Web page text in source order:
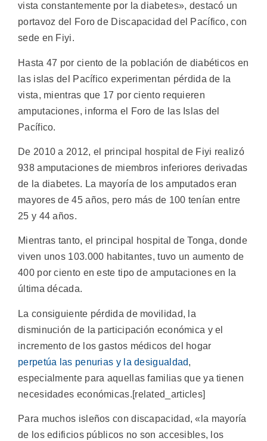
vista constantemente por la diabetes», destacó un
portavoz del Foro de Discapacidad del Pacífico, con
sede en Fiyi.
Hasta 47 por ciento de la población de diabéticos en
las islas del Pacífico experimentan pérdida de la
vista, mientras que 17 por ciento requieren
amputaciones, informa el Foro de las Islas del
Pacífico.
De 2010 a 2012, el principal hospital de Fiyi realizó
938 amputaciones de miembros inferiores derivadas
de la diabetes. La mayoría de los amputados eran
mayores de 45 años, pero más de 100 tenían entre
25 y 44 años.
Mientras tanto, el principal hospital de Tonga, donde
viven unos 103.000 habitantes, tuvo un aumento de
400 por ciento en este tipo de amputaciones en la
última década.
La consiguiente pérdida de movilidad, la
disminución de la participación económica y el
incremento de los gastos médicos del hogar
perpetúa las penurias y la desigualdad,
especialmente para aquellas familias que ya tienen
necesidades económicas.[related_articles]
Para muchos isleños con discapacidad, «la mayoría
de los edificios públicos no son accesibles, los